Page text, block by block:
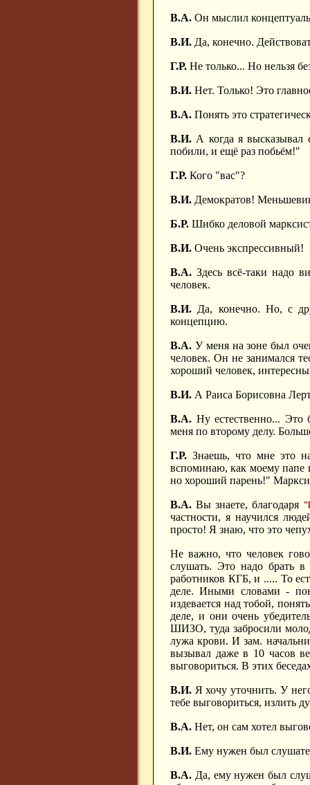
В.А. Он мыслил
В.И. Да, конечно.
Г.Р. Не только... Но нельзя
В.И. Нет. Только! Это
В.А. Понять это
В.И. А когда я
побили, и ещё раз побьём!"
Г.Р. Кого "вас"?
В.И. Демократов!
Б.Р. Шибко деловой
В.И. Очень экспрессивный!
В.А. Здесь всё-таки надо
человек.
В.И. Да, конечно. Но, с
концепцию.
В.А. У меня на зоне был
человек. Он не занимался
хороший человек,
В.И. А Раиса Борисовна
В.А. Ну естественно... Это
меня по второму делу.
Г.Р. Знаешь, что мне это
вспоминаю, как моему папе
но хороший парень!"
В.А. Вы знаете, благодаря
частности, я научился
просто! Я знаю, что это
Не важно, что человек
слушать. Это надо брать
работников КГБ, и ..... То
деле. Иными словами -
издевается над тобой,
деле, и они очень
ШИЗО, туда забросили
лужа крови. И зам.
вызывал даже в 10 часов
выговориться. В этих
В.И. Я хочу уточнить. У
тебе выговориться, излить
В.А. Нет, он сам хотел
В.И. Ему нужен был
В.А. Да, ему нужен был